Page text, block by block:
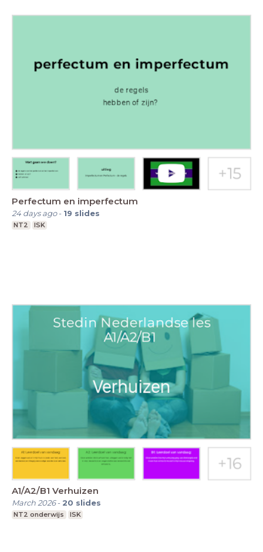
Perfectum en imperfectum
24 days ago- 19 slides
NT2 ISK
A1/A2/B1 Verhuizen
March 2026- 20 slides
NT2 onderwijs ISK